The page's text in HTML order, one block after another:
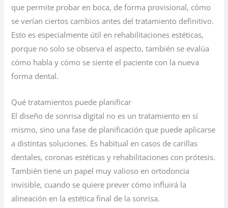
que permite probar en boca, de forma provisional, cómo
se verían ciertos cambios antes del tratamiento definitivo.
Esto es especialmente útil en rehabilitaciones estéticas,
porque no solo se observa el aspecto, también se evalúa
cómo habla y cómo se siente el paciente con la nueva
forma dental.
Qué tratamientos puede planificar
El diseño de sonrisa digital no es un tratamiento en sí
mismo, sino una fase de planificación que puede aplicarse
a distintas soluciones. Es habitual en casos de carillas
dentales, coronas estéticas y rehabilitaciones con prótesis.
También tiene un papel muy valioso en ortodoncia
invisible, cuando se quiere prever cómo influirá la
alineación en la estética final de la sonrisa.